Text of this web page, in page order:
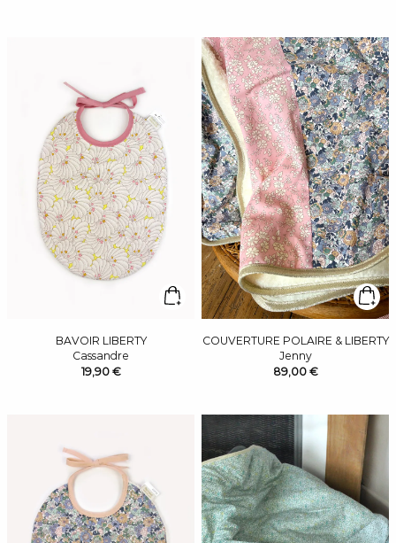
BAVOIR LIBERTY
Cassandre
19,90 €
COUVERTURE POLAIRE & LIBERTY
Jenny
89,00 €